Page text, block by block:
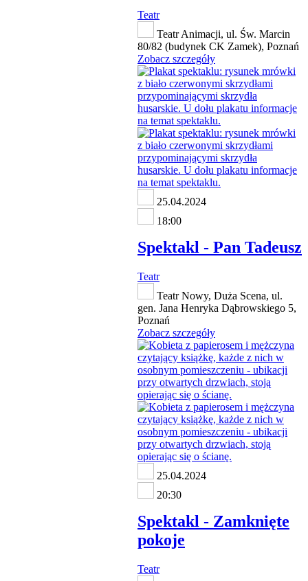
Teatr
Teatr Animacji, ul. Św. Marcin
80/82 (budynek CK Zamek), Poznań
Zobacz szczegóły
25.04.2024
18:00
Spektakl - Pan Tadeusz
Teatr
Teatr Nowy, Duża Scena, ul.
gen. Jana Henryka Dąbrowskiego 5,
Poznań
Zobacz szczegóły
25.04.2024
20:30
Spektakl - Zamknięte
pokoje
Teatr